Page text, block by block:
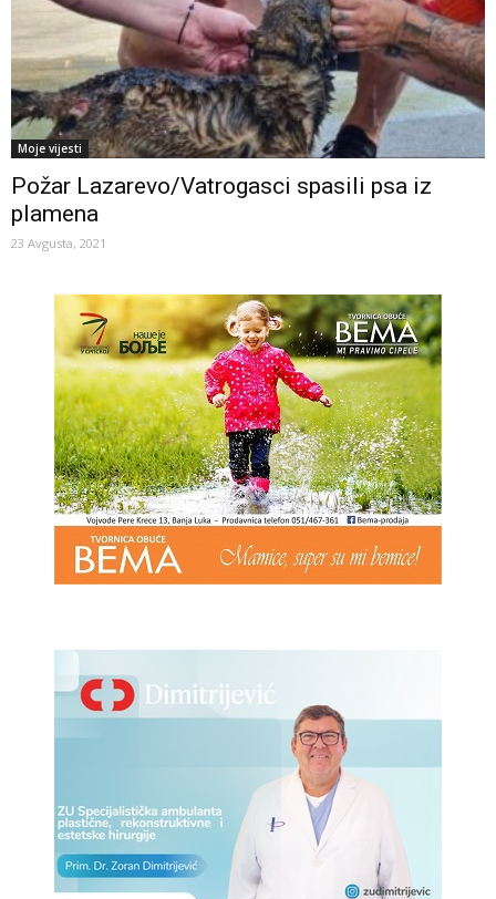
Moje vijesti
Požar Lazarevo/Vatrogasci spasili psa iz
plamena
23 Avgusta, 2021